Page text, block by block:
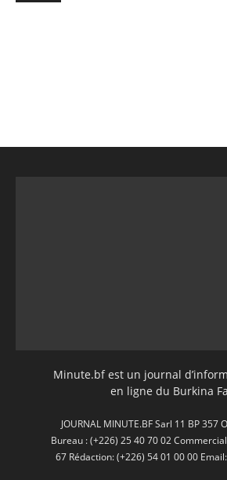
Minute.bf est un journal
en ligne du Burkina
JOURNAL MINUTE.BF Sarl 11 BP 357
Bureau : (+226) 25 40 70 02
67 Rédaction: (+226) 54 01 00 00 Email: